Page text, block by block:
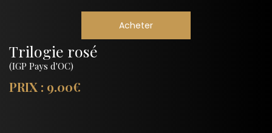
Acheter
Trilogie rosé
(IGP Pays d'OC)
PRIX : 9.00€